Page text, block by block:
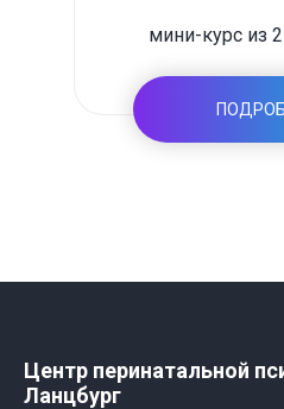
мини-курс из
Центр перинатальной
Ланцбург